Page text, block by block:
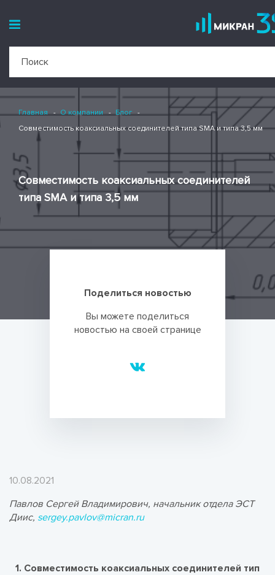
Совместимость коаксиальных соединителей
типа SMA и типа 3,5 мм
Поделиться новостью
Вы можете поделиться
новостью на своей странице
Главная О компании
Блог
Совместимость коаксиальных соединителей типа SMA и типа 3,5 мм
10.08.2021
Павлов Сергей Владимирович, начальник отдела ЭСТ
Диис, sergey.pavlov@micran.ru
1. Совместимость коаксиальных соединителей тип